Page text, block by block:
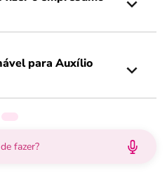
para Auxílio